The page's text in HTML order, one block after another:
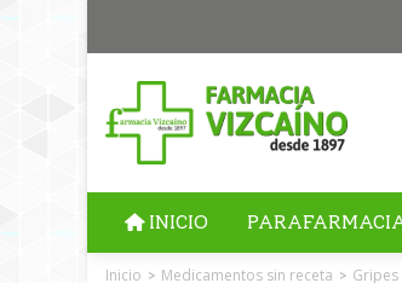
INICIO
Inicio > Medicamentos sin receta >